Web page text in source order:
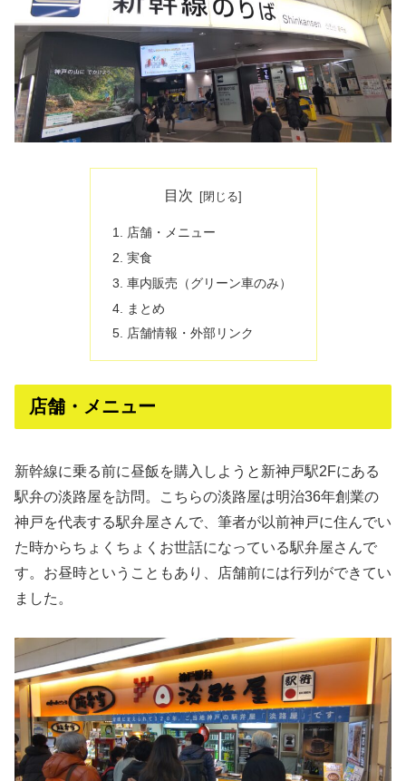
目次
店舗・メニュー
実食
車内販売（グリーン車のみ）
まとめ
店舗情報・外部リンク
店舗・メニュー
新幹線に乗る前に昼飯を購入しようと新神戸駅2Fにある
駅弁の淡路屋を訪問。こちらの淡路屋は明治36年創業の
神戸を代表する駅弁屋さんで、筆者が以前神戸に住んでい
た時からちょくちょくお世話になっている駅弁屋さんで
す。お昼時ということもあり、店舗前には行列ができてい
ました。